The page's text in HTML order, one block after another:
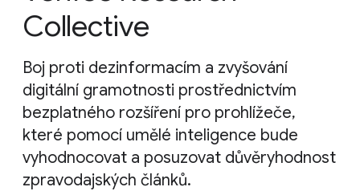
Collective
Boj proti dezinformacím a zvyšování
digitální gramotnosti prostřednictvím
bezplatného rozšíření pro prohlížeče,
které pomocí umělé inteligence bude
vyhodnocovat a posuzovat důvěryhodnost
zpravodajských článků.